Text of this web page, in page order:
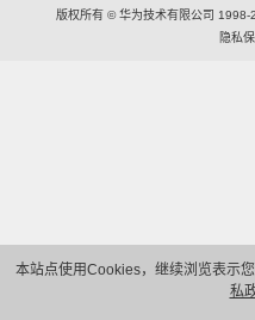
本站点使用Cookies，继续浏览表示
私
版权所有 © 华为技术有限公司
隐私